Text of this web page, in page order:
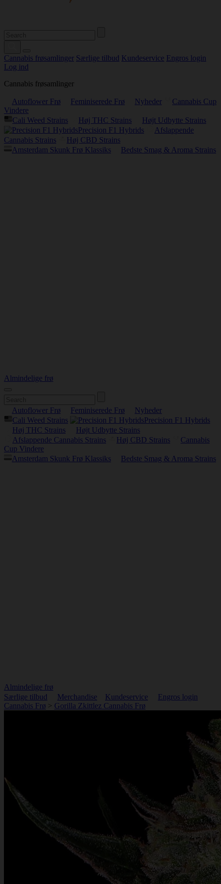
Cannabis frøsamlinger Særlige tilbud Kundeservice Engros login
Log ind
Cannabis frøsamlinger
Autoflower Frø Feminiserede Frø Nyheder
Cannabis Cup
Vindere
Cali Weed Strains
Høj THC Strains
Højt Udbytte Strains
Precision F1 Hybrids
Afslappende
Cannabis Strains
Høj CBD Strains
Amsterdam Skunk Frø Klassiks
Bedste Smag & Aroma Strains
Almindelige frø
Autoflower Frø Feminiserede Frø
Nyheder
Cali Weed Strains
Precision F1 Hybrids
Høj THC Strains
Højt Udbytte Strains
Afslappende Cannabis Strains
Høj CBD Strains
Cannabis
Cup Vindere
Amsterdam Skunk Frø Klassiks
Bedste Smag & Aroma Strains
Almindelige frø
Særlige tilbud
Merchandise Kundeservice
Engros login
Cannabis Frø > Gorilla Zkittlez Cannabis Frø